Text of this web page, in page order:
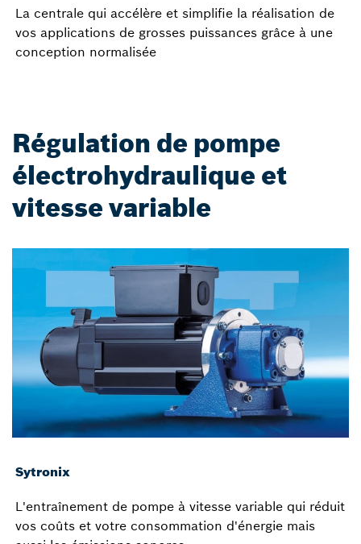
La centrale qui accélère et simplifie la réalisation de
vos applications de grosses puissances grâce à une
conception normalisée
Régulation de pompe
électrohydraulique et
vitesse variable
Sytronix
L'entraînement de pompe à vitesse variable qui réduit
vos coûts et votre consommation d'énergie mais